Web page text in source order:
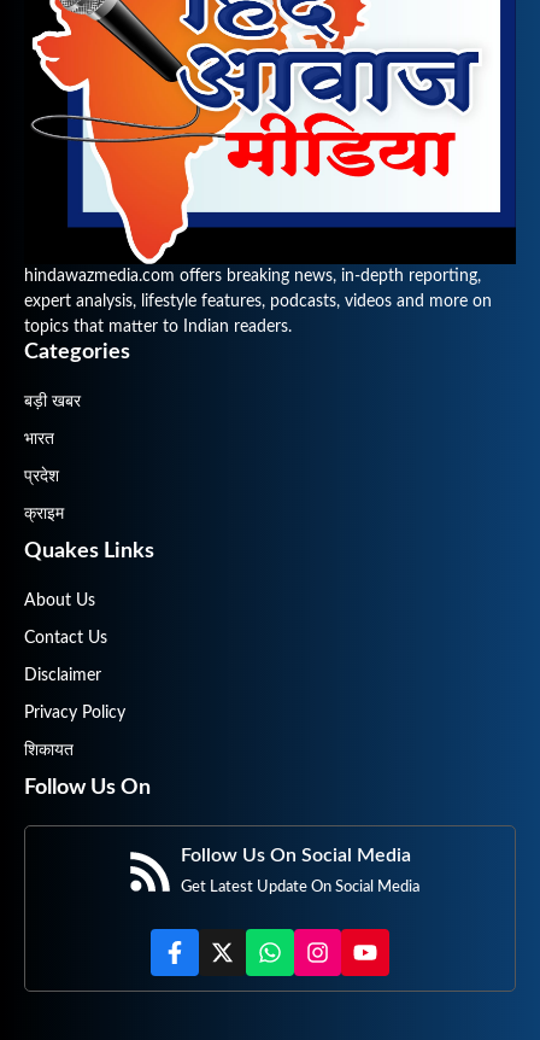
hindawazmedia.com offers breaking news, in-depth reporting,
expert analysis, lifestyle features, podcasts, videos and more on
topics that matter to Indian readers.
Categories
बड़ी खबर
भारत
प्रदेश
क्राइम
Quakes Links
About Us
Contact Us
Disclaimer
Privacy Policy
शिकायत
Follow Us On
Follow Us On Social Media
Get Latest Update On Social Media